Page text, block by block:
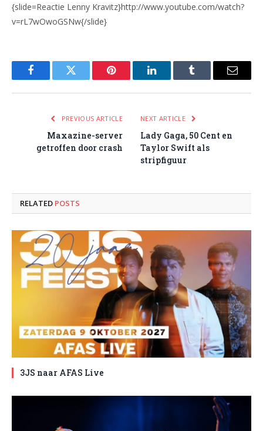
{slide=Reactie Lenny Kravitz}http://www.youtube.com/watch?
v=rL7wOwoGSNw{/slide}
FacebookTwitter Pinterest LinkedInTumblr Email
PREVIOUS ARTICLE
Maxazine-server
getroffen door crash
NEXT ARTICLE
Lady Gaga, 50 Cent en
Taylor Swift als
stripfiguur
RELATED POSTS
3JS naar AFAS Live